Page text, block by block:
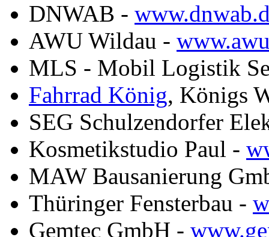
DNWAB -
AWU Wildau -
MLS - Mobil Logistik
Fahrrad König, Königs
SEG Schulzendorfer
Kosmetikstudio Paul -
MAW Bausanierung
Thüringer Fensterbau -
Gemtec GmbH -